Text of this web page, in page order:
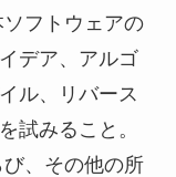
フトウェアの
デア、アルゴ
ル、リバース
試みること。
、その他の所